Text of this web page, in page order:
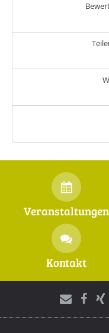
Veranstaltungen
Kontakt